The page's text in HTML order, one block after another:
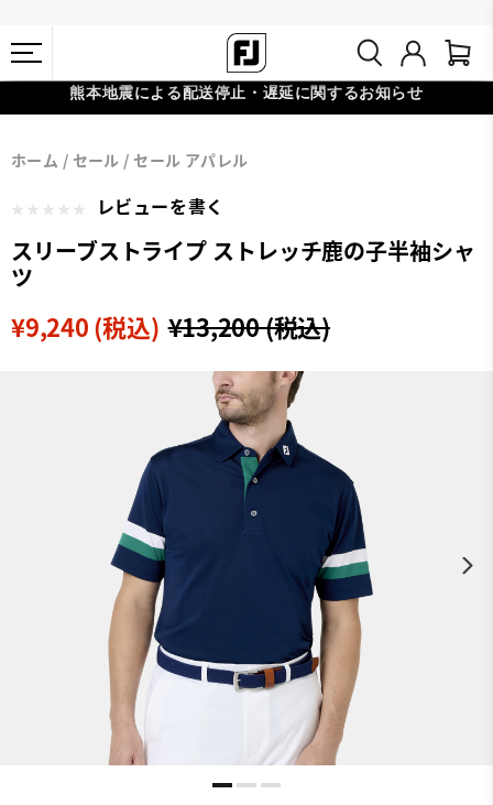
熊本地震による配送停止・遅延に関するお知らせ
#1 SHOE IN GOLF #1 GLOVE IN GOLF
11,000円
ホーム セール セール アパレル
レビューを書く
スリーブストライプ ストレッチ鹿の子半袖シャ
ツ
¥13,200 (税込)
¥9,240 (税込)